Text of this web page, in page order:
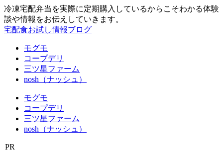
冷凍宅配弁当を実際に定期購入しているからこそわかる体験
談や情報をお伝えしていきます。
宅配食お試し情報ブログ
モグモ
コープデリ
三ツ星ファーム
nosh（ナッシュ）
モグモ
コープデリ
三ツ星ファーム
nosh（ナッシュ）
PR